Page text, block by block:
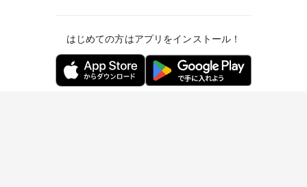
はじめての方はアプリをインストール！